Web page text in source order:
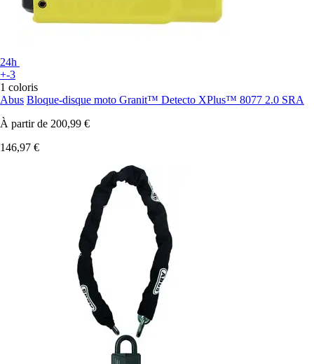
24h
+-3
1 coloris
Abus Bloque-disque moto Granit™ Detecto XPlus™ 8077 2.0 SRA
À partir de 200,99 €
146,97 €